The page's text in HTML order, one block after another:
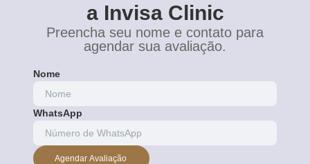
a Invisa Clinic
Preencha seu nome e contato para
agendar sua avaliação.
Nome
WhatsApp
Agendar Avaliação